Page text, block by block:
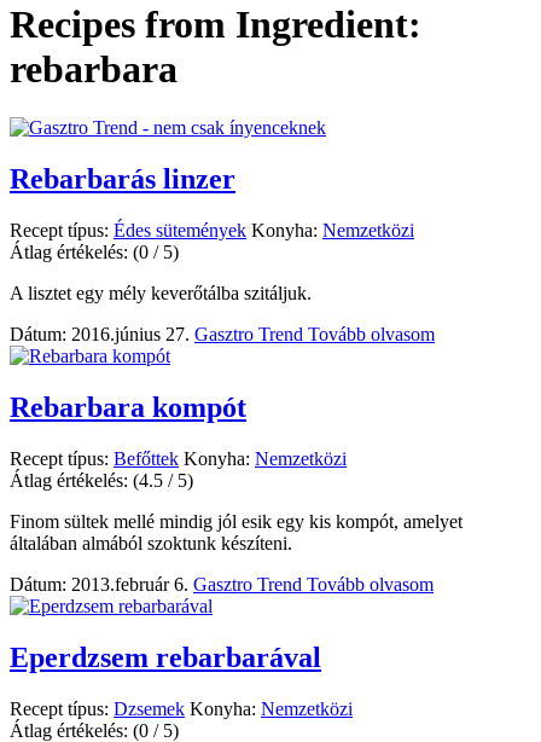
Recipes from Ingredient:
rebarbara
Rebarbarás linzer
Recept típus: Édes sütemények Konyha: Nemzetközi
Átlag értékelés: (0 / 5)
A lisztet egy mély keverőtálba szitáljuk.
Dátum: 2016.június 27. Gasztro Trend Tovább olvasom
Rebarbara kompót
Recept típus: Befőttek Konyha: Nemzetközi
Átlag értékelés: (4.5 / 5)
Finom sültek mellé mindig jól esik egy kis kompót, amelyet
általában almából szoktunk készíteni.
Dátum: 2013.február 6. Gasztro Trend Tovább olvasom
Eperdzsem rebarbarával
Recept típus: Dzsemek Konyha: Nemzetközi
Átlag értékelés: (0 / 5)